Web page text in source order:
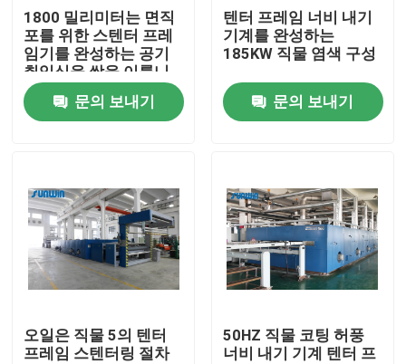
제품 소개
직물 너비 내기 기계
허풍 너비 내기 기계
직물 건조 기계
직물 완성 가공기
1800 밀리미터는 면직
포를 위한 스텐터 프레
임기를 완성하는 공기
취입식을 쌍을 이룹니
다
문의 보내기
텐터 프레임 너비 내기
기계를 완성하는
185KW 직물 염색 구성
문의 보내기
오일은 직물 5의 텐터
프레임 스텐터링 절차
50HZ 직물 코팅 허풍
너비 내기 기계 텐터 프